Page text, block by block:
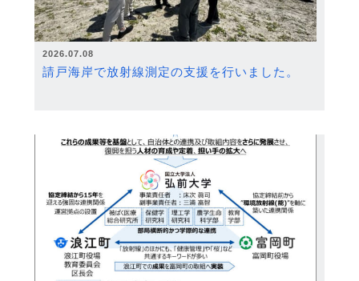
2026.07.08
請戸海岸で放射線測定の支援を行いました。